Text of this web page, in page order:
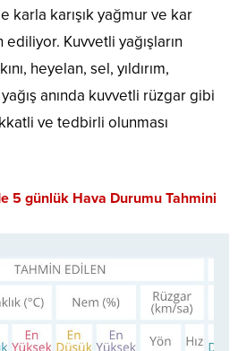
karla karışık yağmur ve kar
Kuvvetli yağışların
heyelan, sel, yıldırım,
anında kuvvetli rüzgar gibi
ve tedbirli olunması
5 günlük Hava Durumu Tahmini